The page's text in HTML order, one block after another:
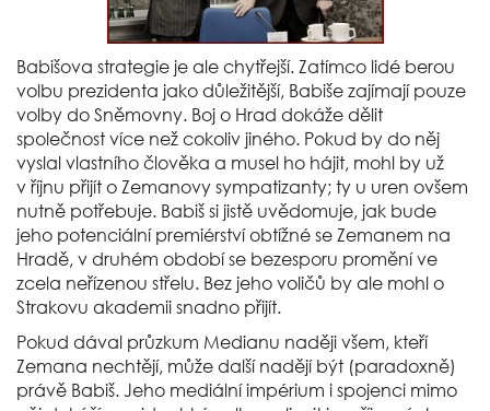
Babišova strategie je ale chytřejší. Zatímco lidé berou
volbu prezidenta jako důležitější, Babiše zajímají pouze
volby do Sněmovny. Boj o Hrad dokáže dělit
společnost více než cokoliv jiného. Pokud by do něj
vyslal vlastního člověka a musel ho hájit, mohl by už
v říjnu přijít o Zemanovy sympatizanty; ty u uren ovšem
nutně potřebuje. Babiš si jistě uvědomuje, jak bude
jeho potenciální premiérství obtížné se Zemanem na
Hradě, v druhém období se bezesporu promění ve
zcela neřízenou střelu. Bez jeho voličů by ale mohl o
Strakovu akademii snadno přijít.
Pokud dával průzkum Medianu naději všem, kteří
Zemana nechtějí, může další nadějí být (paradoxně)
právě Babiš. Jeho mediální impérium i spojenci mimo